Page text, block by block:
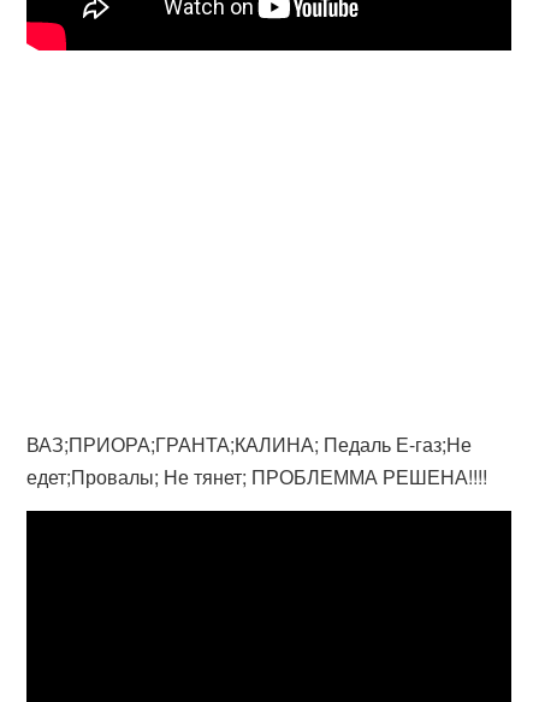
ВАЗ;ПРИОРА;ГРАНТА;КАЛИНА; Педаль Е-газ;Не
едет;Провалы; Не тянет; ПРОБЛЕММА РЕШЕНА!!!!